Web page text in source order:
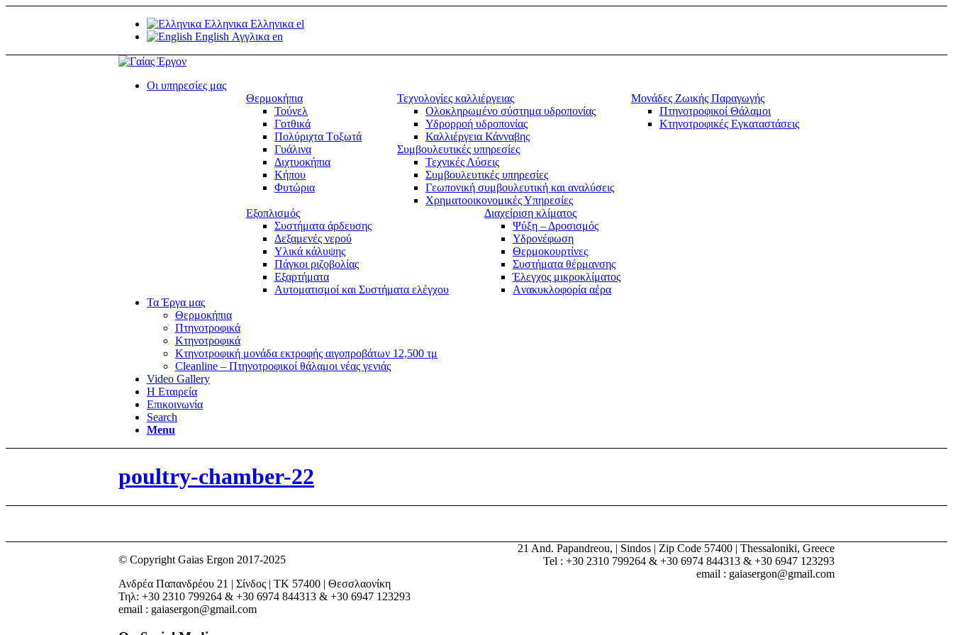
Ελληνικα Ελληνικα el
English Αγγλικα en
Οι υπηρεσίες μας
Θερμοκήπια
Τούνελ
Γοτθικά
Πολύριχτα Tοξωτά
Γυάλινα
Διχτυοκήπια
Κήπου
Φυτώρια
Τεχνολογίες καλλιέργειας
Ολοκληρωμένο σύστημα υδροπονίας
Υδρορροή υδροπονίας
Καλλιέργεια Κάνναβης
Μονάδες Ζωικής Παραγωγής
Πτηνοτροφικοί Θάλαμοι
Κτηνοτροφικές Εγκαταστάσεις
Συμβουλευτικές υπηρεσίες
Τεχνικές Λύσεις
Συμβουλευτικές υπηρεσίες
Γεωπονική συμβουλευτική και αναλύσεις
Χρηματοοικονομικές Υπηρεσίες
Εξοπλισμός
Συστήματα άρδευσης
Δεξαμενές νερού
Υλικά κάλυψης
Πάγκοι ριζοβολίας
Εξαρτήματα
Αυτοματισμοί και Συστήματα ελέγχου
Διαχείριση κλίματος
Ψύξη – Δροσισμός
Υδρονέφωση
Θερμοκουρτίνες
Συστήματα θέρμανσης
Έλεγχος μικροκλίματος
Aνακυκλοφορία αέρα
Τα Έργα μας
Θερμοκήπια
Πτηνοτροφικά
Κτηνοτροφικά
Κτηνοτροφική μονάδα εκτροφής αιγοπροβάτων 12,500 τμ
Cleanline – Πτηνοτροφικοί θάλαμοι νέας γενιάς
Video Gallery
Η Εταιρεία
Επικοινωνία
Search
Menu
poultry-chamber-22
© Copyright Gaias Ergon 2017-2025
Ανδρέα Παπανδρέου 21 | Σίνδος | ΤΚ 57400 | Θεσσλαονίκη
Τηλ: +30 2310 799264 & +30 6974 844313 & +30 6947 123293
email : gaiasergon@gmail.com
21 And. Papandreou, | Sindos | Zip Code 57400 | Thessaloniki, Greece
Tel : +30 2310 799264 & +30 6974 844313 & +30 6947 123293
email : gaiasergon@gmail.com